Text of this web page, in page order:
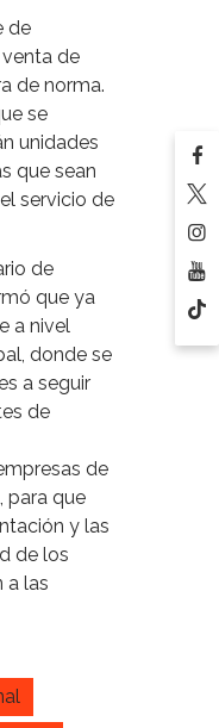
de
de
de norma.
se
unidades
que sean
servicio de
de
que ya
a nivel
donde se
a seguir
de
de
para que
y las
de los
a las